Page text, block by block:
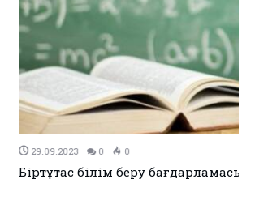
беру бағдарламасы әзірленді